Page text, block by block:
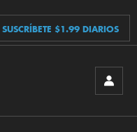
SUSCRÍBETE $1.99 DIARIOS